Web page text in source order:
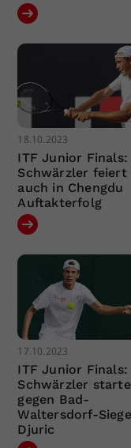
18.10.2023
ITF Junior Finals:
Schwärzler feiert
auch in Chengdu
Auftakterfolg
17.10.2023
ITF Junior Finals:
Schwärzler
gegen Bad-
Waltersdorf-
Djuric